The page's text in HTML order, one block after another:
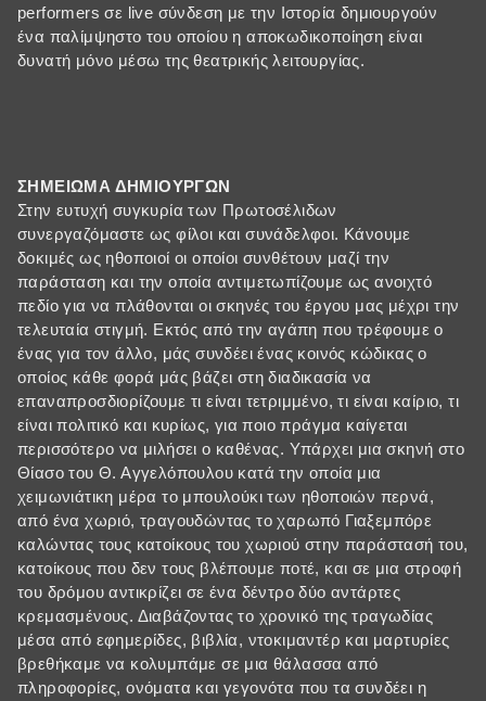
performers σε live σύνδεση με την Ιστορία δημιουργούν
ένα παλίμψηστο του οποίου η αποκωδικοποίηση είναι
δυνατή μόνο μέσω της θεατρικής λειτουργίας.
ΣΗΜΕΙΩΜΑ ΔΗΜΙΟΥΡΓΩΝ
Στην ευτυχή συγκυρία των Πρωτοσέλιδων
συνεργαζόμαστε ως φίλοι και συνάδελφοι. Κάνουμε
δοκιμές ως ηθοποιοί οι οποίοι συνθέτουν μαζί την
παράσταση και την οποία αντιμετωπίζουμε ως ανοιχτό
πεδίο για να πλάθονται οι σκηνές του έργου μας μέχρι την
τελευταία στιγμή. Εκτός από την αγάπη που τρέφουμε ο
ένας για τον άλλο, μάς συνδέει ένας κοινός κώδικας ο
οποίος κάθε φορά μάς βάζει στη διαδικασία να
επαναπροσδιορίζουμε τι είναι τετριμμένο, τι είναι καίριο, τι
είναι πολιτικό και κυρίως, για ποιο πράγμα καίγεται
περισσότερο να μιλήσει ο καθένας. Υπάρχει μια σκηνή στο
Θίασο του Θ. Αγγελόπουλου κατά την οποία μια
χειμωνιάτικη μέρα το μπουλούκι των ηθοποιών περνά,
από ένα χωριό, τραγουδώντας το χαρωπό Γιαξεμπόρε
καλώντας τους κατοίκους του χωριού στην παράστασή του,
κατοίκους που δεν τους βλέπουμε ποτέ, και σε μια στροφή
του δρόμου αντικρίζει σε ένα δέντρο δύο αντάρτες
κρεμασμένους. Διαβάζοντας το χρονικό της τραγωδίας
μέσα από εφημερίδες, βιβλία, ντοκιμαντέρ και μαρτυρίες
βρεθήκαμε να κολυμπάμε σε μια θάλασσα από
πληροφορίες, ονόματα και γεγονότα που τα συνδέει η